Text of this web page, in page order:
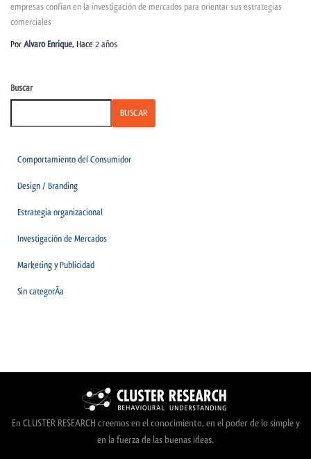
empresas confían en la investigación de mercados para orientar sus estrategias
comerciales
PorAlvaro Enrique, Hace2 años
Buscar
BUSCAR
Comportamiento del Consumidor
Design / Branding
Estrategia organizacional
Investigación de Mercados
Marketing y Publicidad
Sin categorÃ­a
En CLUSTER RESEARCH creemos en el conocimiento, en el poder de lo simple y
en la fuerza de las buenas ideas.